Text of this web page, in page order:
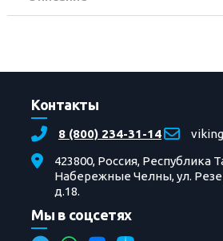
Контакты
8 (800) 234-31-14
423800, Россия, Республика
Набережные Челны, ул.
д.18.
Мы в соцсетях